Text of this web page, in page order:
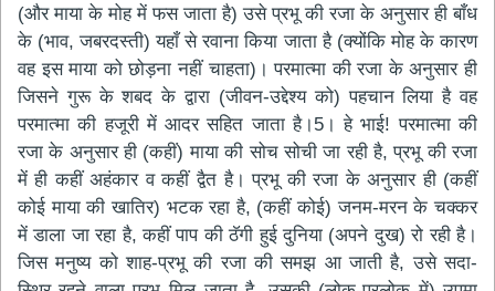
(और माया के मोह में फस जाता है) उसे प्रभू की रजा के अनुसार ही बाँध
के (भाव, जबरदस्ती) यहाँ से रवाना किया जाता है (क्योंकि मोह के कारण
वह इस माया को छोड़ना नहीं चाहता)। परमात्मा की रजा के अनुसार ही
जिसने गुरू के शबद के द्वारा (जीवन-उद्देश्य को) पहचान लिया है वह
परमात्मा की हजूरी में आदर सहित जाता है।5। हे भाई! परमात्मा की
रजा के अनुसार ही (कहीं) माया की सोच सोची जा रही है, प्रभू की रजा
में ही कहीं अहंकार व कहीं द्वैत है। प्रभू की रजा के अनुसार ही (कहीं
कोई माया की खातिर) भटक रहा है, (कहीं कोई) जनम-मरन के चक्कर
में डाला जा रहा है, कहीं पाप की ठॅगी हुई दुनिया (अपने दुख) रो रही है।
जिस मनुष्य को शाह-प्रभू की रजा की समझ आ जाती है, उसे सदा-